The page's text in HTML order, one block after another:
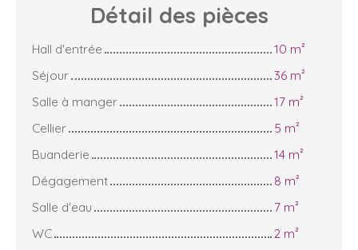
Détail des pièces
Hall d'entrée
10 m²
Séjour
36 m²
Salle à manger
17 m²
Cellier
5 m²
Buanderie
14 m²
Dégagement
8 m²
Salle d'eau
7 m²
WC
2 m²